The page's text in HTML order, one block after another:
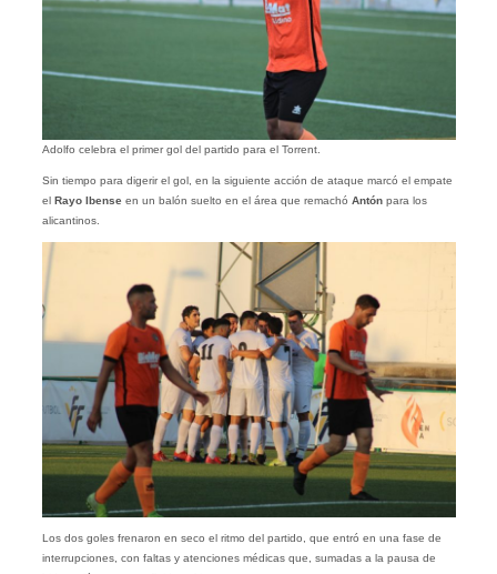
Adolfo celebra el primer gol del partido para el Torrent.
Sin tiempo para digerir el gol, en la siguiente acción de ataque marcó el empate
el Rayo Ibenseen un balón suelto en el área que remachó Antónpara los
alicantinos.
Los dos goles frenaron en seco el ritmo del partido, que entró en una fase de
interrupciones, con faltas y atenciones médicas que, sumadas a la pausa de